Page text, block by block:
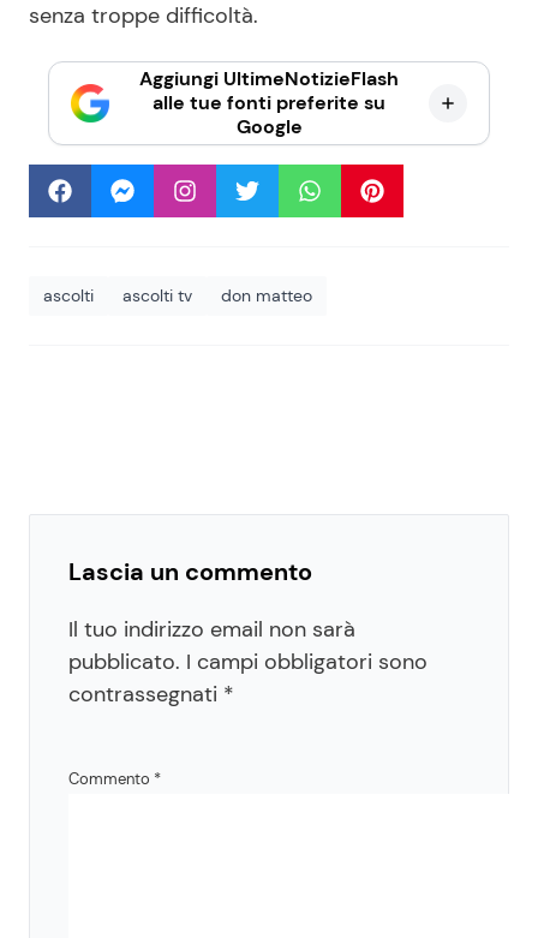
senza troppe difficoltà.
Aggiungi UltimeNotizieFlash
alle tue fonti preferite su
Google
ascolti ascolti tv don matteo
Lascia un commento
Il tuo indirizzo email non sarà
pubblicato. I campi obbligatori sono
contrassegnati *
Commento *